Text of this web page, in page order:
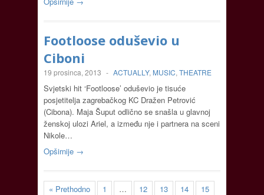
Footloose oduševio u
Ciboni
19 prosinca, 2013 - ACTUALLY, MUSIC, THEATRE
Svjetski hit ‘Footloose’ oduševio je tisuće
posjetitelja zagrebačkog KC Dražen Petrović
(Cibona). Maja Šuput odlično se snašla u glavnoj
ženskoj ulozi Ariel, a između nje i partnera na sceni
Nikole…
Opširnije →
« Prethodno 1 … 12 13 14
15